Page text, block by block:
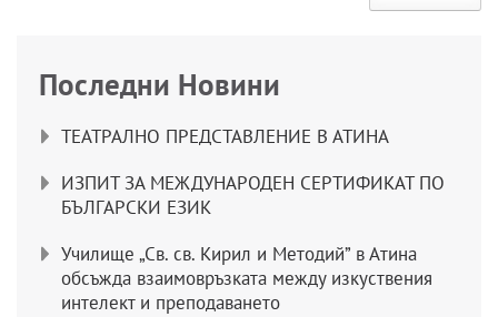
Последни Новини
ТЕАТРАЛНО ПРЕДСТАВЛЕНИЕ В АТИНА
ИЗПИТ ЗА МЕЖДУНАРОДЕН СЕРТИФИКАТ ПО
БЪЛГАРСКИ ЕЗИК
Училище „Св. св. Кирил и Методий” в Атина
обсъжда взаимовръзката между изкуствения
интелект и преподаването